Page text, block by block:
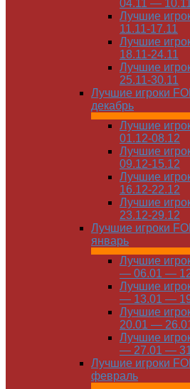
04.11 —
Лучшие
11.11-17.11
Лучшие
18.11-24.11
Лучшие
25.11-30.11
Лучшие игроки
декабрь
Лучшие
01.12-08.12
Лучшие
09.12-15.12
Лучшие
16.12-22.12
Лучшие
23.12-29.12
Лучшие игроки
январь
Лучшие
— 06.01 —
Лучшие
— 13.01 —
Лучшие
20.01 —
Лучшие
— 27.01 —
Лучшие игроки
февраль